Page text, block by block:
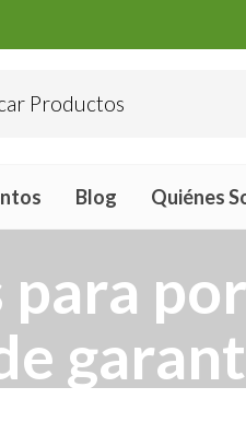
Blog Quiénes
para